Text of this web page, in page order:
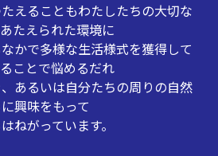
えることもわたしたちの大切な
たえられた環境に
かで多様な生活様式を獲得して
ことで悩めるだれ
あるいは自分たちの周りの自然
興味をもって
ねがっています。